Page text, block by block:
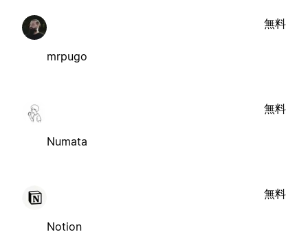
mrpugo
無料
Numata
無料
Notion
無料